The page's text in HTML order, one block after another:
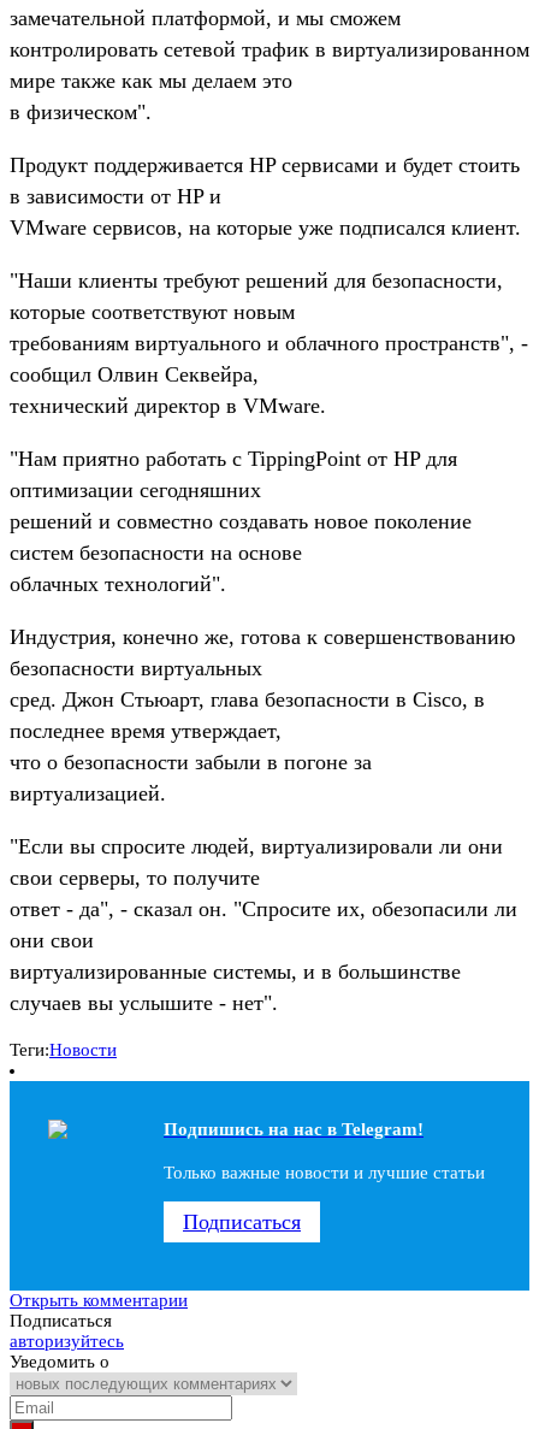
замечательной платформой, и мы сможем
контролировать сетевой трафик в виртуализированном
мире также как мы делаем это
в физическом".
Продукт поддерживается HP сервисами и будет стоить
в зависимости от HP и
VMware сервисов, на которые уже подписался клиент.
"Наши клиенты требуют решений для безопасности,
которые соответствуют новым
требованиям виртуального и облачного пространств", -
сообщил Олвин Секвейра,
технический директор в VMware.
"Нам приятно работать с TippingPoint от HP для
оптимизации сегодняшних
решений и совместно создавать новое поколение
систем безопасности на основе
облачных технологий".
Индустрия, конечно же, готова к совершенствованию
безопасности виртуальных
сред. Джон Стьюарт, глава безопасности в Cisco, в
последнее время утверждает,
что о безопасности забыли в погоне за
виртуализацией.
"Если вы спросите людей, виртуализировали ли они
свои серверы, то получите
ответ - да", - сказал он. "Спросите их, обезопасили ли
они свои
виртуализированные системы, и в большинстве
случаев вы услышите - нет".
Теги:Новости
Подпишись на наc в Telegram!
Только важные новости и лучшие статьи
Подписаться
Открыть комментарии
Подписаться
авторизуйтесь
Уведомить о